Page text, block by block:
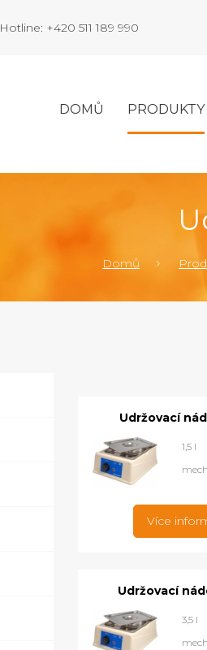
Hotline: +420 511 189 990
DOMŮ PRODUKTY
Domů
Udržovací
1,5 l
Více
Udržovací
3,5 l